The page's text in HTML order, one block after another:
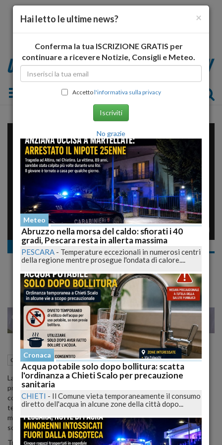
Toggle navigation
Cronaca nazionale
Il Potere della Mente per Avere un'Orgasmo
MILANO 28 29
Cronaca nazionale 20 Agosto 2015 05:00
La potenza della mente è così grande da riuscire, da sola, a
procurare un orgasmo senza stimolare le zone comunemente
considerate erogene. Sembra difficile da credere, ma è grazie alla
tecnica del"thinking off" che le persone con lesioni spinali o
menomazioni riescono a mantenere una vita sessuale
soddisfacente anche tramite l'autoerotismo.
Tramite questo metodo, infatti, non è necessario raggiungere e
×
Hai letto le ultime news?
Conferma la tua ISCRIZIONE GRATIS per
continuare a ricevere Notizie, Consigli e Meteo.
Accettol'informativa sulla privacy
Iscriviti
No grazie
Meteo
Abruzzo nella morsa del caldo: sfiorati i 40
gradi, Pescara resta in allerta massima
PESCARA - Temperature eccezionali in numerosi centri
della regione mentre prosegue l'ondata di calore....
Cronaca
Acqua potabile solo dopo bollitura: scatta
l'ordinanza a Chieti Scalo per precauzione
sanitaria
CHIETI - Il Comune vieta temporaneamente il consumo
diretto dell'acqua in alcune zone della città dopo...